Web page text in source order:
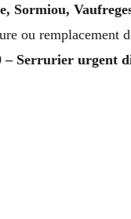
Sormiou,
ou remplacement
– Serrurier urgent